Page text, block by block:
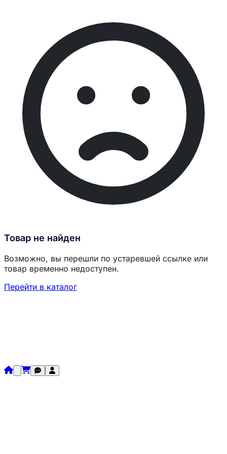
Товар не найден
Возможно, вы перешли по устаревшей ссылке или
товар временно недоступен.
Перейти в каталог
Загрузка товаров